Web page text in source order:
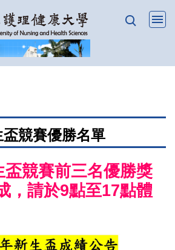
競賽優勝名單
盃競賽前三名優勝獎
，請於9點至17點體